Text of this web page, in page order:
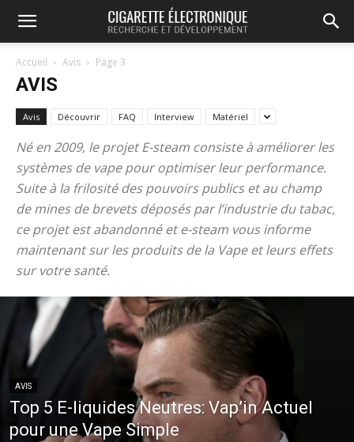
Accueil Avis Page 3
AVIS
Avis Découvrir FAQ Interview Matériel
Né en 2009, le projet E-steam consiste à améliorer les
systèmes de vape pour optimiser leur performance.
Suite à la frilosité des pouvoirs publics et au champ
de mines de brevets déposés par l’industrie du tabac,
ce projet est abandonné et e-steam vous informe
maintenant sur les produits de la Vape et leurs effets
sur votre santé.
AVIS
Top 5 E-liquides Neutres: Vap’in Actuel
pour une Vape Simple